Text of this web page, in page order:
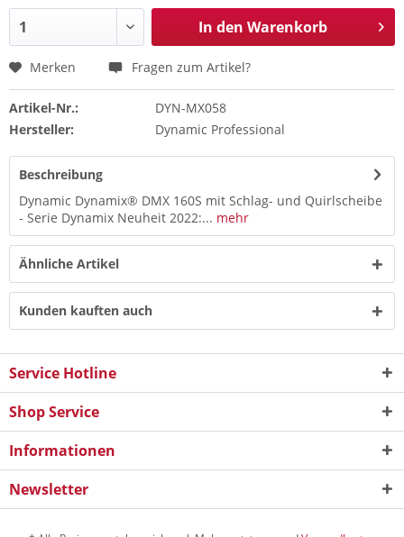
In den Warenkorb
Merken Fragen zum Artikel?
Artikel-Nr.:
DYN-MX058
Hersteller:
Dynamic Professional
Beschreibung
Dynamic Dynamix® DMX 160S mit Schlag- und Quirlscheibe
- Serie Dynamix Neuheit 2022:... mehr
Ähnliche Artikel
Kunden kauften auch
Service Hotline
Shop Service
Informationen
Newsletter